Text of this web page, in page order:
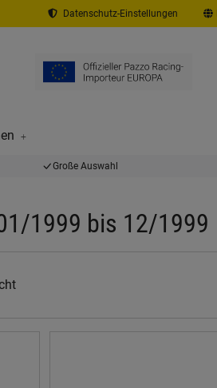
Datenschutz-Einstellungen
Große Auswahl
1999 bis 12/1999